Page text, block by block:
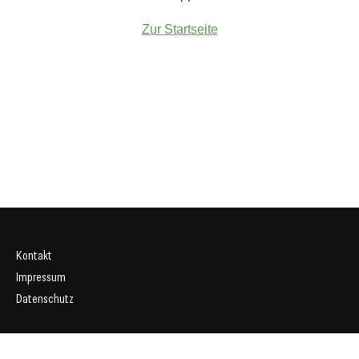
Zur Startseite
Kontakt
Impressum
Datenschutz